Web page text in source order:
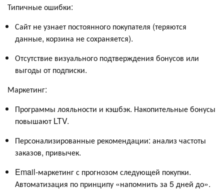
Типичные ошибки:
Сайт не узнает постоянного покупателя (теряются
данные, корзина не сохраняется).
Отсутствие визуального подтверждения бонусов или
выгоды от подписки.
Маркетинг:
Программы лояльности и кэшбэк. Накопительные бонусы
повышают LTV.
Персонализированные рекомендации: анализ частоты
заказов, привычек.
Email-маркетинг с прогнозом следующей покупки.
Автоматизация по принципу «напомнить за 5 дней до».